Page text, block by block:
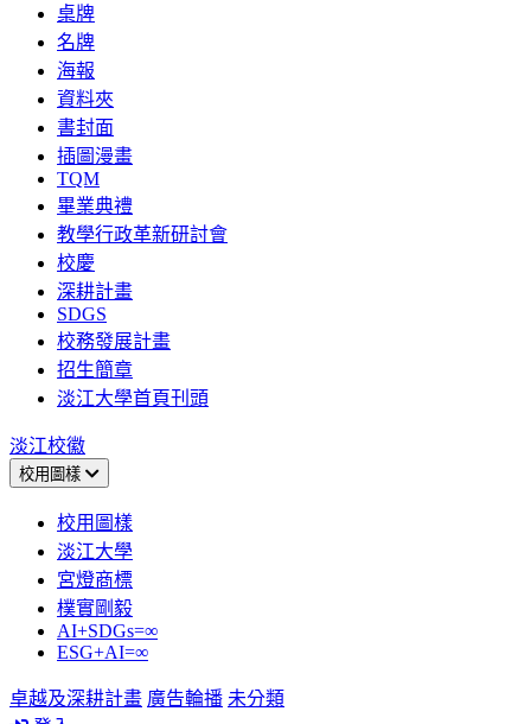
桌牌
名牌
海報
資料夾
書封面
插圖漫畫
TQM
畢業典禮
教學行政革新研討會
校慶
深耕計畫
SDGS
校務發展計畫
招生簡章
淡江大學首頁刊頭
淡江校徽
校用圖樣
校用圖樣
淡江大學
宮燈商標
樸實剛毅
AI+SDGs=∞
ESG+AI=∞
卓越及深耕計畫 廣告輪播 未分類